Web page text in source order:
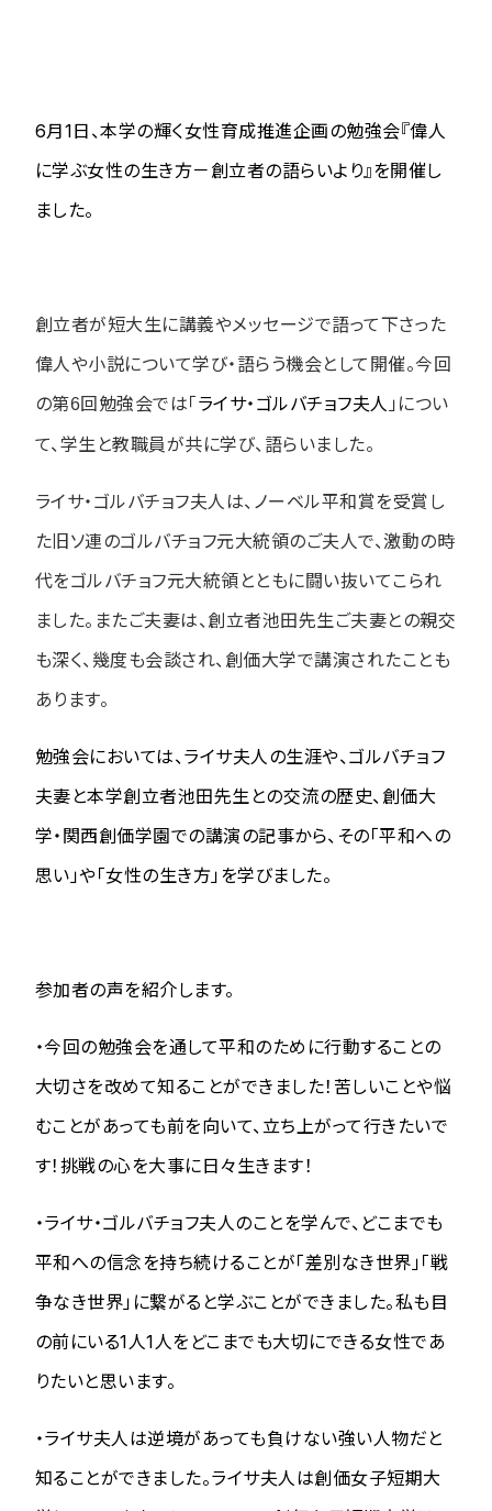
6月1日、本学の輝く女性育成推進企画の勉強会『偉人
に学ぶ女性の生き方－創立者の語らいより』を開催し
ました。
創立者が短大生に講義やメッセージで語って下さった
偉人や小説について学び・語らう機会として開催。今回
の第6回勉強会では「ライサ・ゴルバチョフ夫人 」につい
て、学生と教職員が共に学び、語らいました。
ライサ・ゴルバチョフ夫人は、ノーベル平和賞を受賞し
た旧ソ連のゴルバチョフ元大統領のご夫人で、激動の時
代をゴルバチョフ元大統領とともに闘い抜いてこられ
ました。またご夫妻は、創立者池田先生ご夫妻との親交
も深く、幾度も会談され、創価大学で講演されたことも
あります。
勉強会においては、ライサ夫人の生涯や、ゴルバチョフ
夫妻と本学創立者池田先生との交流の歴史、創価大
学・関西創価学園での講演の記事から、その「平和への
思い」や「女性の生き方」を学びました。
参加者の声を紹介します。
・今回の勉強会を通して平和のために行動することの
大切さを改めて知ることができました！苦しいことや悩
むことがあっても前を向いて、立ち上がって行きたいで
す！挑戦の心を大事に日々生きます！
・ライサ・ゴルバチョフ夫人のことを学んで、どこまでも
平和への信念を持ち続けることが「差別なき世界」「戦
争なき世界」に繋がると学ぶことができました。私も目
の前にいる1人1人をどこまでも大切にできる女性であ
りたいと思います。
・ライサ夫人は逆境があっても負けない強い人物だと
知ることができました。ライサ夫人は創価女子短期大